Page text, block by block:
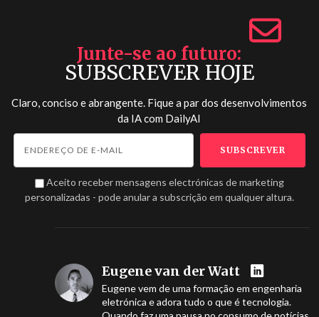
Junte-se ao futuro
SUBSCREVER HOJE
Claro, conciso e abrangente. Fique a par dos desenvolvimentos
da IA com DailyAI
Aceito receber mensagens electrónicas de marketing
personalizadas - pode anular a subscrição em qualquer altura.
Eugene van der Watt
Eugene vem de uma formação em engenharia
eletrónica e adora tudo o que é tecnologia.